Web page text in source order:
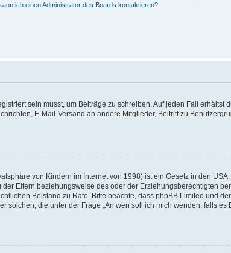
ich einen Administrator des Boards kontaktieren?
sein musst, um Beiträge zu schreiben. Auf jeden Fall erhältst
E-Mail-Versand an andere Mitglieder, Beitritt zu
von Kindern im Internet von 1998) ist ein Gesetz in den
Eltern beziehungsweise des oder der Erziehungsberechtigten
Beistand zu Rate. Bitte beachte, dass phpBB Limited und
die unter der Frage „An wen soll ich mich wenden, falls es